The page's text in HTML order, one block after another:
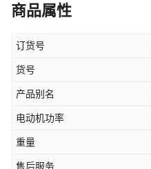
商品属性
订货号
货号
产品别名
电动机功率
重量
售后服务